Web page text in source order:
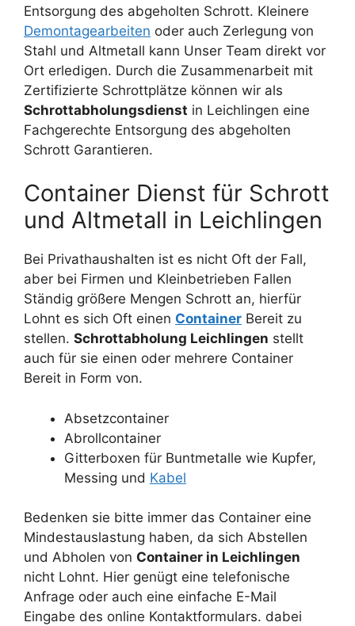
Entsorgung des abgeholten Schrott. Kleinere
Demontagearbeiten oder auch Zerlegung von
Stahl und Altmetall kann Unser Team direkt vor
Ort erledigen. Durch die Zusammenarbeit mit
Zertifizierte Schrottplätze können wir als
Schrottabholungsdienst in Leichlingen eine
Fachgerechte Entsorgung des abgeholten
Schrott Garantieren.
Container Dienst für Schrott
und Altmetall in Leichlingen
Bei Privathaushalten ist es nicht Oft der Fall,
aber bei Firmen und Kleinbetrieben Fallen
Ständig größere Mengen Schrott an, hierfür
Lohnt es sich Oft einen Container Bereit zu
stellen. Schrottabholung Leichlingen stellt
auch für sie einen oder mehrere Container
Bereit in Form von.
Absetzcontainer
Abrollcontainer
Gitterboxen für Buntmetalle wie Kupfer,
Messing und Kabel
Bedenken sie bitte immer das Container eine
Mindestauslastung haben, da sich Abstellen
und Abholen von Container in Leichlingen
nicht Lohnt. Hier genügt eine telefonische
Anfrage oder auch eine einfache E-Mail
Eingabe des online Kontaktformulars. dabei